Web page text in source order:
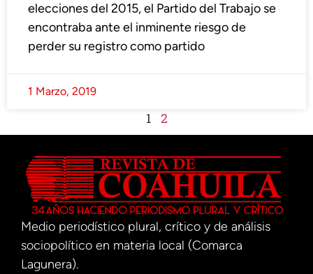
elecciones del 2015, el Partido del Trabajo se
encontraba ante el inminente riesgo de
perder su registro como partido
1 Marzo, 2019
1 2
Medio periodístico plural, crítico y de análisis
sociopolítico en materia local (Comarca
Lagunera).